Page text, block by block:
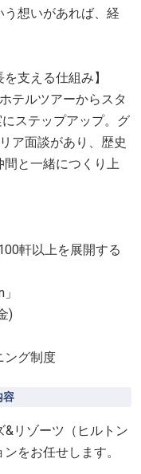
想いがあれば、経
支える仕組み】
テルツアーからスタ
ステップアップ。グ
ア面談があり、歴史
と一緒につくり上
軒以上を展開する
)
ング制度
容
&リゾーツ（ヒルトン
をお任せします。